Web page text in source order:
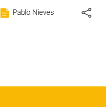
Pablo Nieves